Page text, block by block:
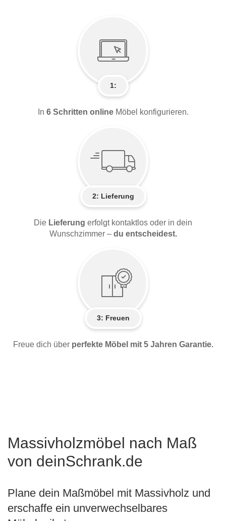
1:
In 6 Schritten online Möbel konfigurieren.
2: Lieferung
Die Lieferung erfolgt kontaktlos oder in dein
Wunschzimmer – du entscheidest.
3: Freuen
Freue dich über perfekte Möbel mit 5 Jahren Garantie.
Massivholzmöbel nach Maß
von deinSchrank.de
Plane dein Maßmöbel mit Massivholz und
erschaffe ein unverwechselbares